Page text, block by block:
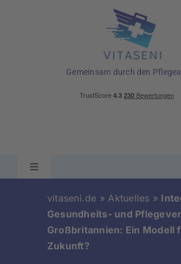
Gemeinsam durch den
Toggle
Ratgeber
Pflegehilfsmittel
vitaseni.de » Aktuelles »
Gesundheits- und
Großbritannien: Ein Modell
Zukunft?